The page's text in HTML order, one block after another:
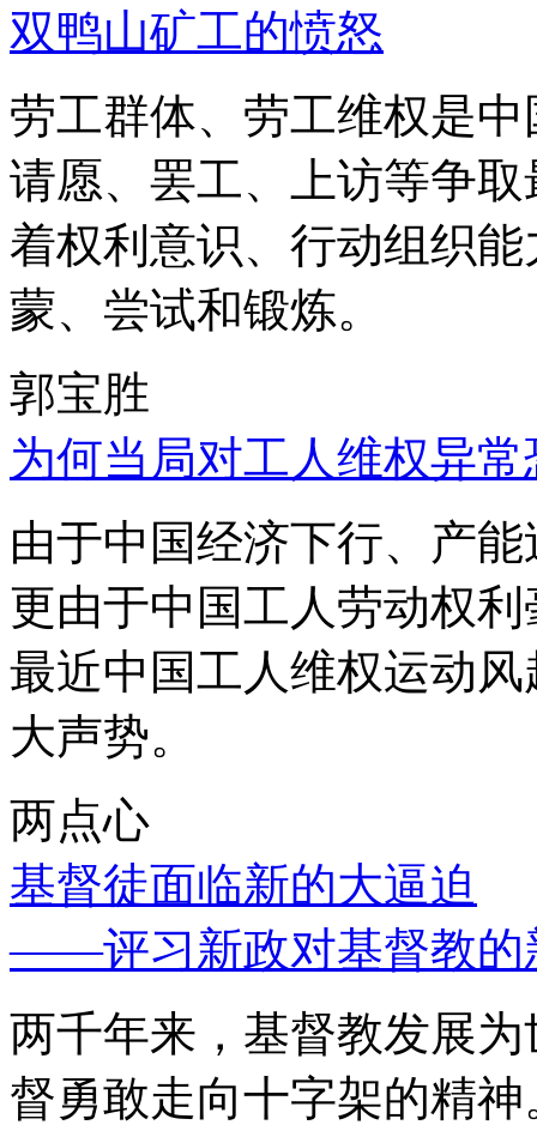
双鸭山矿工的愤怒
劳工群体、劳工维权是
请愿、罢工、上访等争
着权利意识、行动组织
蒙、尝试和锻炼。
郭宝胜
为何当局对工人维权异
由于中国经济下行、产
更由于中国工人劳动权
最近中国工人维权运动
大声势。
两点心
基督徒面临新的大逼迫
——评习新政对基督教的
两千年来，基督教发展
督勇敢走向十字架的精